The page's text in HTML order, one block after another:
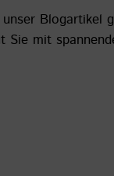
Blogartikel
Sie mit